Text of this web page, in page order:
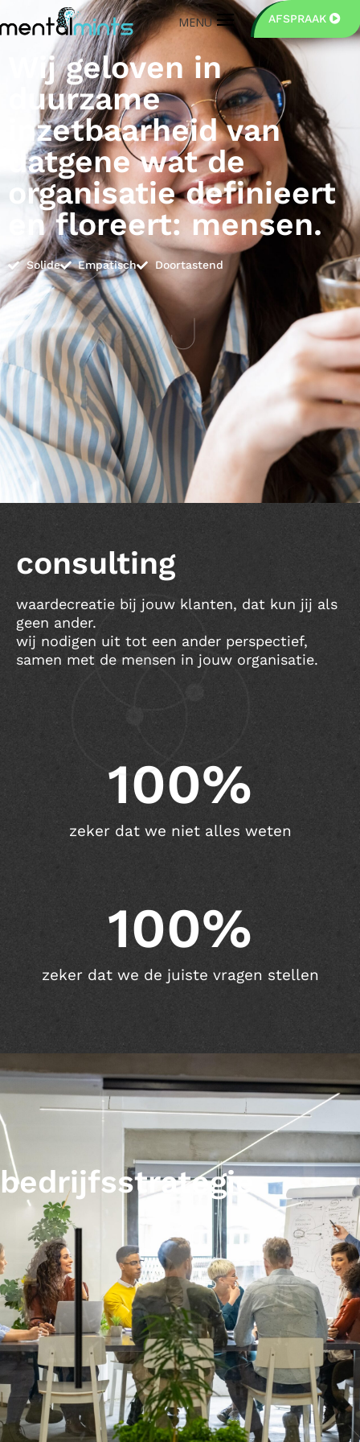
AFSPRAAK
Wij geloven in
duurzame
inzetbaarheid van
datgene wat de
organisatie definieert
en floreert: mensen.
Solide Empatisch Doortastend
consulting
waardecreatie bij jouw klanten, dat kun jij als
geen ander.
wij nodigen uit tot een ander perspectief,
samen met de mensen in jouw organisatie.
zeker dat we niet alles weten
100%
zeker dat we de juiste vragen stellen
100%
bedrijfsstrategie